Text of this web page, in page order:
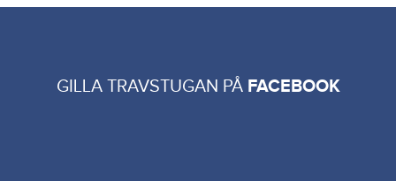
GILLA TRAVSTUGAN PÅ FACEBOOK